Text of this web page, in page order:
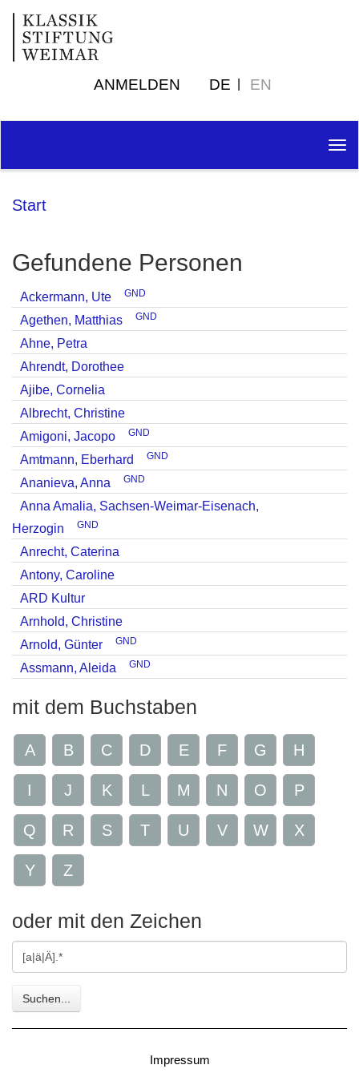
ANMELDEN DE EN
Start
Gefundene Personen
Ackermann, Ute GND
Agethen, Matthias GND
Ahne, Petra
Ahrendt, Dorothee
Ajibe, Cornelia
Albrecht, Christine
Amigoni, Jacopo
GND
Amtmann, Eberhard GND
Ananieva, Anna GND
Anna Amalia, Sachsen-Weimar-Eisenach,
Herzogin
GND
Anrecht, Caterina
Antony, Caroline
ARD Kultur
Arnhold, Christine
Arnold, Günter
GND
Assmann, Aleida GND
mit dem Buchstaben
A B C D E F G H
I J K L M N O P
Q R S T U V W X
Y Z
oder mit den Zeichen
Gesuchte
Zeichen
Suchen...
Impressum